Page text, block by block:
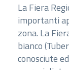
La Fiera
importanti
zona. La
bianco
conosciute